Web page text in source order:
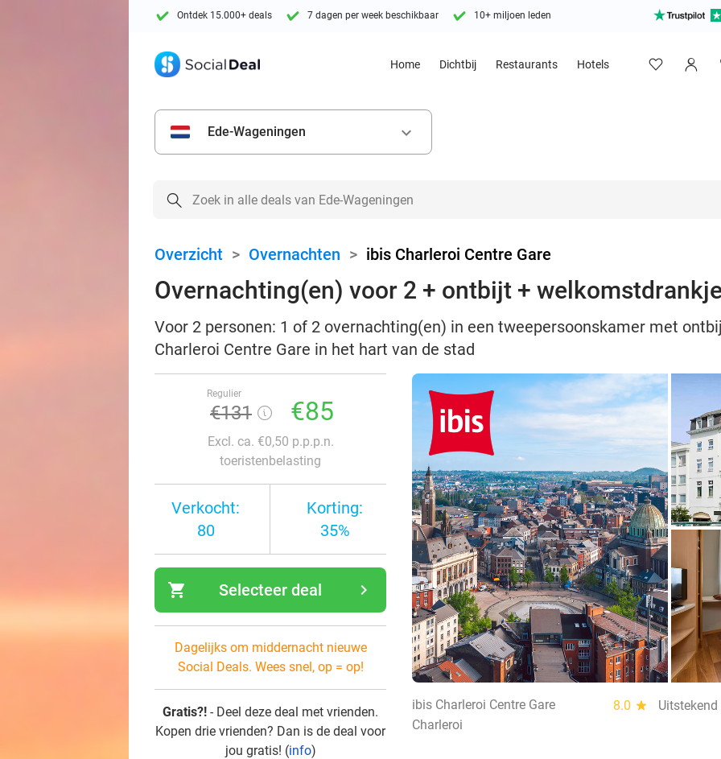
Ontdek 15.000+ deals 7 dagen per week beschikbaar 10+ miljoen leden
Home Dichtbij Restaurants Hotels
Ede-Wageningen keyboard_arrow_down
Overzicht > Overnachten > ibis Charleroi Centre Gare
Overnachting(en) voor 2 + ontbijt +
Voor 2 personen: 1 of 2 overnachting(en) in een tweepersoonskamer met
Charleroi Centre Gare in het hart van de stad
Regulier
€131 €85
Excl. ca. €0,50 p.p.p.n.
toeristenbelasting
Verkocht:
80
Korting:
35%
shopping_cart navigate_next
Selecteer deal
Dagelijks om middernacht nieuwe
Social Deals. Wees snel, op = op!
Gratis?! - Deel deze deal met vrienden.
Kopen drie vrienden? Dan is de deal voor
jou gratis! (info)
ibis Charleroi Centre Gare 8.0 star
Uitstekend
Charleroi